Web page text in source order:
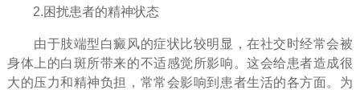
2.困扰患者的精神状态
由于肢端型白癜风的症状比较明显，在社交时经常会被
身体上的白斑所带来的不适感觉所影响。这会给患者造成很
大的压力和精神负担，常常会影响到患者生活的各方面。为